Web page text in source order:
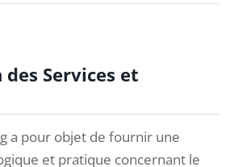
Services et
a pour objet de fournir une
et pratique concernant le